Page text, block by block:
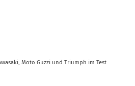
Moto Guzzi und Triumph im Test